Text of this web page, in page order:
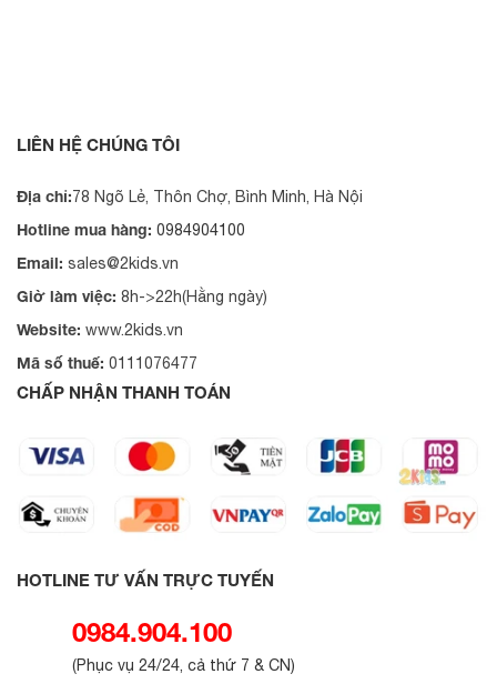
LIÊN HỆ CHÚNG TÔI
Địa chỉ:78 Ngõ Lẻ, Thôn Chợ, Bình Minh, Hà Nội
Hotline mua hàng: 0984904100
Email: sales@2kids.vn
Giờ làm việc: 8h->22h(Hằng ngày)
Website: www.2kids.vn
Mã số thuế: 0111076477
CHẤP NHẬN THANH TOÁN
HOTLINE TƯ VẤN TRỰC TUYẾN
0984.904.100
(Phục vụ 24/24, cả thứ 7 & CN)